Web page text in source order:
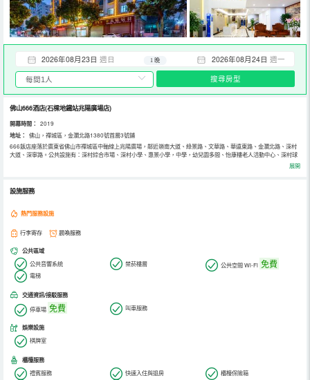
2026年08月23日 週日 2026年08月24日 週一
1 晚
搜尋房型
佛山666酒店(石樑地鐵站兆陽廣場店)
開幕時間： 2019
地址：
佛山，禪城區，金瀾北路1380號首層3號鋪
666飯店座落於廣東省佛山市禪城區中軸線上兆陽廣場，鄰近嶺南大道、綠景路、文華路、華遠東路、金瀾北路、深村
大道、深寧路。公共設施有：深村綜合市場、深村小學、惠景小學，中學，幼兒園多間、怡康樓老人活動中心、深村球
場及、瀾石醫院深村分院、多個街心公園等，周邊配套完善。交通便利距離石樑地鐵站-C出口約3分鐘 。南站（30分展開
設施服務
熱門服務設施
行李寄存 晨喚服務
公共區域
公共音響系統 禁菸樓層 公共空間 Wi-Fi 免費
電梯
交通資訊/接駁服務
停車場 免費 叫車服務
娛樂設施
棋牌室
櫃檯服務
禮賓服務 快速入住與退房
櫃檯保險箱